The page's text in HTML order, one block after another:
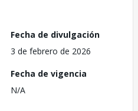
Fecha de divulgación
3 de febrero de 2026
Fecha de vigencia
N/A